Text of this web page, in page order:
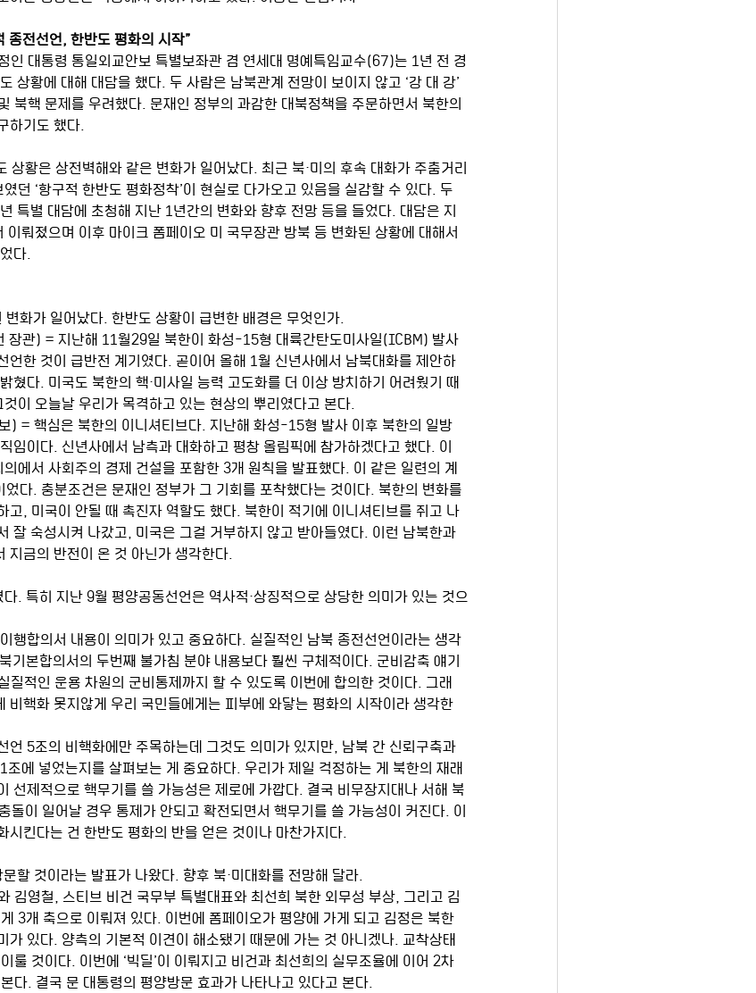
전선언, 한반도 평화의 시작”
인 대통령 통일외교안보 특별보좌관 겸 연세대 명예특임교수(67)는 1년 전 경
상황에 대해 대담을 했다. 두 사람은 남북관계 전망이 보이지 않고 ‘강 대 강’
북핵 문제를 우려했다. 문재인 정부의 과감한 대북정책을 주문하면서 북한의
하기도 했다.
던 ‘항구적 한반도 평화정착’이 현실로 다가오고 있음을 실감할 수 있다. 두
특별 대담에 초청해 지난 1년간의 변화와 향후 전망 등을 들었다. 대담은 지
뤄졌으며 이후 마이크 폼페이오 미 국무장관 방북 등 변화된 상황에 대해서
다.
화가 일어났다. 한반도 상황이 급변한 배경은 무엇인가.
장관) = 지난해 11월29일 북한이 화성-15형 대륙간탄도미사일(ICBM) 발사
언한 것이 급반전 계기였다. 곧이어 올해 1월 신년사에서 남북대화를 제안하
혔다. 미국도 북한의 핵·미사일 능력 고도화를 더 이상 방치하기 어려웠기 때
이 오늘날 우리가 목격하고 있는 현상의 뿌리였다고 본다.
) = 핵심은 북한의 이니셔티브다. 지난해 화성-15형 발사 이후 북한의 일방
임이다. 신년사에서 남측과 대화하고 평창 올림픽에 참가하겠다고 했다. 이
에서 사회주의 경제 건설을 포함한 3개 원칙을 발표했다. 이 같은 일련의 계
다. 충분조건은 문재인 정부가 그 기회를 포착했다는 것이다. 북한의 변화를
고, 미국이 안될 때 촉진자 역할도 했다. 북한이 적기에 이니셔티브를 쥐고 나
잘 숙성시켜 나갔고, 미국은 그걸 거부하지 않고 받아들였다. 이런 남북한과
지금의 반전이 온 것 아닌가 생각한다.
. 특히 지난 9월 평양공동선언은 역사적·상징적으로 상당한 의미가 있는 것으
행합의서 내용이 의미가 있고 중요하다. 실질적인 남북 종전선언이라는 생각
기본합의서의 두번째 불가침 분야 내용보다 훨씬 구체적이다. 군비감축 얘기
질적인 운용 차원의 군비통제까지 할 수 있도록 이번에 합의한 것이다. 그래
비핵화 못지않게 우리 국민들에게는 피부에 와닿는 평화의 시작이라 생각한
언 5조의 비핵화에만 주목하는데 그것도 의미가 있지만, 남북 간 신뢰구축과
에 넣었는지를 살펴보는 게 중요하다. 우리가 제일 걱정하는 게 북한의 재래
선제적으로 핵무기를 쓸 가능성은 제로에 가깝다. 결국 비무장지대나 서해 북
돌이 일어날 경우 통제가 안되고 확전되면서 핵무기를 쓸 가능성이 커진다. 이
시킨다는 건 한반도 평화의 반을 얻은 것이나 마찬가지다.
할 것이라는 발표가 나왔다. 향후 북·미대화를 전망해 달라.
김영철, 스티브 비건 국무부 특별대표와 최선희 북한 외무성 부상, 그리고 김
3개 축으로 이뤄져 있다. 이번에 폼페이오가 평양에 가게 되고 김정은 북한
가 있다. 양측의 기본적 이견이 해소됐기 때문에 가는 것 아니겠나. 교착상태
룰 것이다. 이번에 ‘빅딜’이 이뤄지고 비건과 최선희의 실무조율에 이어 2차
다. 결국 문 대통령의 평양방문 효과가 나타나고 있다고 본다.